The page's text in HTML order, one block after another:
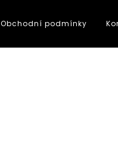
Obchodní podmínky